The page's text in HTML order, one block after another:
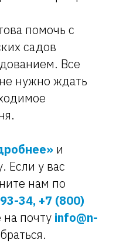
помочь с
садов
Все
нужно ждать
и
. Если у вас
нам по
34, +7 (800)
почту info@n-